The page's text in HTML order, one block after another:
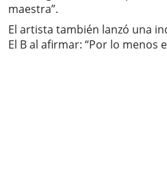
maestra”.
El artista también lanzó una
El B al afirmar: “Por lo menos